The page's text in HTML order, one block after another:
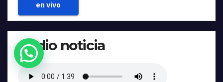
en vivo
Audio noticia